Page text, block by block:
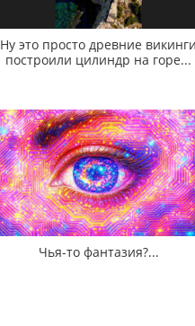
Ну это просто древние викинги
построили цилиндр на горе...
Чья-то фантазия?...